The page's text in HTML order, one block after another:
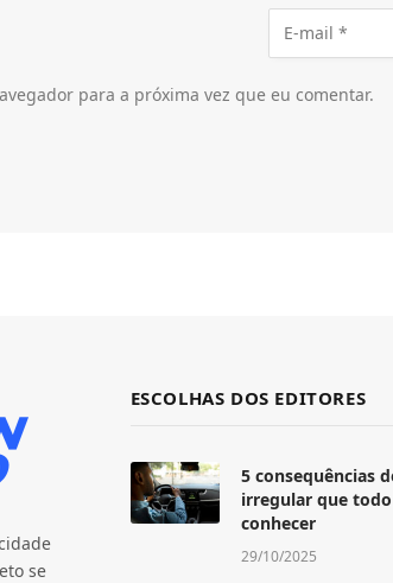
para a próxima vez que eu comentar.
se
ESCOLHAS DOS EDITORES
5 consequências
irregular que
conhecer
29/10/2025